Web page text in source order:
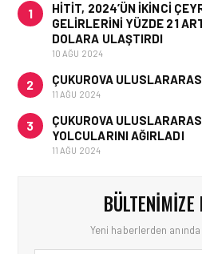
1
HITIT, 2024’ÜN IKINCI
GELIRLERINI YÜZDE 21
DOLARA ULAŞTIRDI
10 AĞU 2024
2 ÇUKUROVA
11 AĞU 2024
3
ÇUKUROVA
YOLCULARINI AĞIRLADI
11 AĞU 2024
Yeni haberlerden